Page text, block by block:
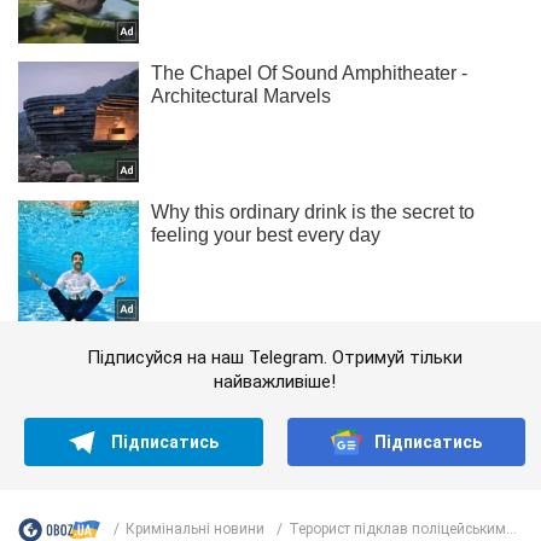
Підписуйся на наш Telegram. Отримуй тільки
найважливіше!
Підписатись Підписатись
Кримінальні новини Терорист підклав поліцейським...